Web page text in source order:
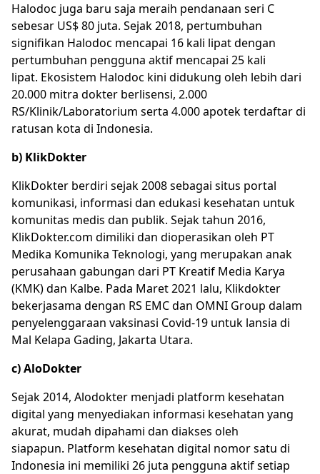
Halodoc juga baru saja meraih pendanaan seri C
sebesar US$ 80 juta. Sejak 2018, pertumbuhan
signifikan Halodoc mencapai 16 kali lipat dengan
pertumbuhan pengguna aktif mencapai 25 kali
lipat. Ekosistem Halodoc kini didukung oleh lebih dari
20.000 mitra dokter berlisensi, 2.000
RS/Klinik/Laboratorium serta 4.000 apotek terdaftar di
ratusan kota di Indonesia.
b) KlikDokter
KlikDokter berdiri sejak 2008 sebagai situs portal
komunikasi, informasi dan edukasi kesehatan untuk
komunitas medis dan publik. Sejak tahun 2016,
KlikDokter.com dimiliki dan dioperasikan oleh PT
Medika Komunika Teknologi, yang merupakan anak
perusahaan gabungan dari PT Kreatif Media Karya
(KMK) dan Kalbe. Pada Maret 2021 lalu, Klikdokter
bekerjasama dengan RS EMC dan OMNI Group dalam
penyelenggaraan vaksinasi Covid-19 untuk lansia di
Mal Kelapa Gading, Jakarta Utara.
c) AloDokter
Sejak 2014, Alodokter menjadi platform kesehatan
digital yang menyediakan informasi kesehatan yang
akurat, mudah dipahami dan diakses oleh
siapapun. Platform kesehatan digital nomor satu di
Indonesia ini memiliki 26 juta pengguna aktif setiap